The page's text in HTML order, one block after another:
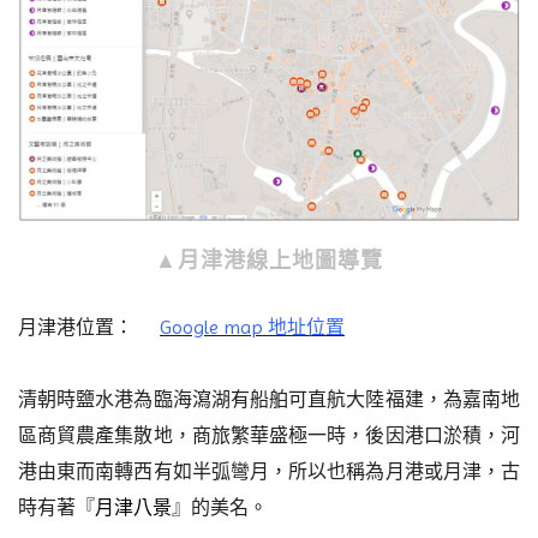
▲月津港線上地圖導覽
月津港位置： Google map 地址位置
清朝時鹽水港為臨海瀉湖有船舶可直航大陸福建，為嘉南地
區商貿農產集散地，商旅繁華盛極一時，後因港口淤積，河
港由東而南轉西有如半弧彎月，所以也稱為 月港或月津，古
時有著 『月津八景 』 的美名。